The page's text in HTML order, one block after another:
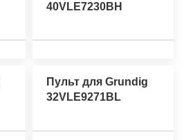
40VLE7230BH
Пульт для Grundig
32VLE9271BL